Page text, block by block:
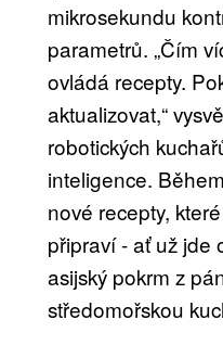
mikrosekundu
parametrů. „Čím
ovládá recepty.
aktualizovat,“
robotických
inteligence.
nové recepty,
připraví - ať už jde
asijský pokrm z
středomořskou